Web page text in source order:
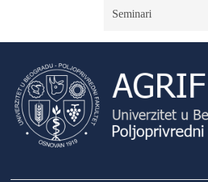
Seminari